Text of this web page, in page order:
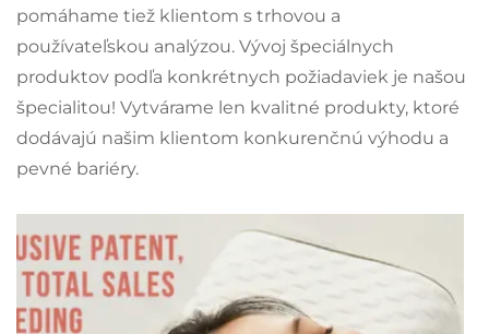
pomáhame tiež klientom s trhovou a
používateľskou analýzou. Vývoj špeciálnych
produktov podľa konkrétnych požiadaviek je našou
špecialitou! Vytvárame len kvalitné produkty, ktoré
dodávajú našim klientom konkurenčnú výhodu a
pevné bariéry.